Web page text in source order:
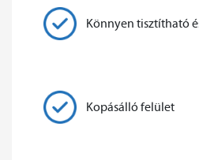
Könnyen tisztítható
Kopásálló felület